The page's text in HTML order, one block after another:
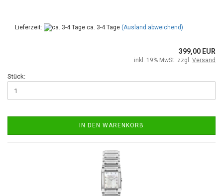
Lieferzeit: ca. 3-4 Tage (Ausland abweichend)
399,00 EUR
inkl. 19% MwSt. zzgl. Versand
Stück:
IN DEN WARENKORB